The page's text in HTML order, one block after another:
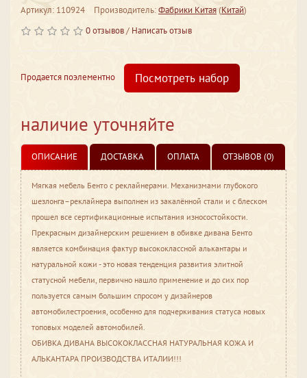
Артикул: 110924 Производитель:Фабрики Китая(Китай)
0 отзывов/ Написать отзыв
Продается поэлементно Посмотреть набор
наличие уточняйте
ОПИСАНИЕ ДОСТАВКА ОПЛАТА ОТЗЫВОВ (0)
Мягкая мебель Бенто с реклайнерами. Механизмами глубокого
шезлонга–реклайнера выполнен из закалённой стали и с блеском
прошел все сертификационные испытания износостойкости.
Прекрасным дизайнерским решением в обивке дивана Бенто
является комбинация фактур высококлассной алькантары и
натуральной кожи - это новая тенденция развития элитной
статусной мебели, первично нашло применение и до сих пор
пользуется самым большим спросом у дизайнеров
автомобилестроения, особенно для подчеркивания статуса новых
топовых моделей автомобилей.
ОБИВКА ДИВАНА ВЫСОКОКЛАССНАЯ НАТУРАЛЬНАЯ КОЖА И
АЛЬКАНТАРА ПРОИЗВОДСТВА ИТАЛИИ!!!